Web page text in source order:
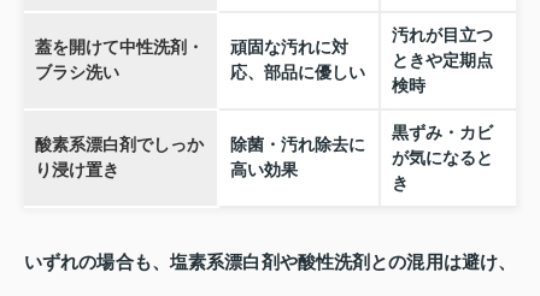
蓋を開けて中性洗剤・
ブラシ洗い
頑固な汚れに対
応、部品に優しい
汚れが目立つ
ときや定期点
検時
酸素系漂白剤でしっか
り浸け置き
除菌・汚れ除去に
高い効果
黒ずみ・カビ
が気になると
き
いずれの場合も、塩素系漂白剤や酸性洗剤との混用は避け、